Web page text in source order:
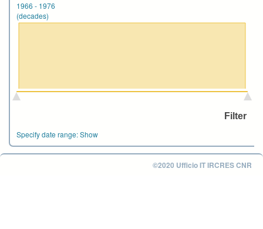
1966 - 1976
(decades)
Specify date range:Show
©2020 Ufficio IT IRCRES CNR